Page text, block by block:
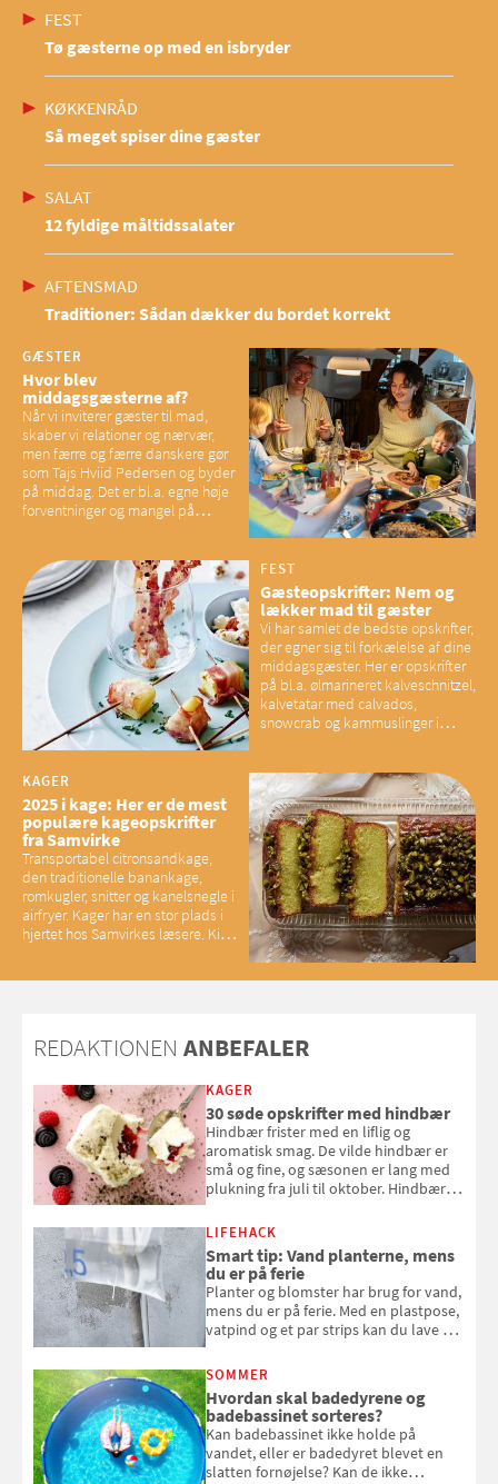
FEST
Tø gæsterne op med en isbryder
KØKKENRÅD
Så meget spiser dine gæster
SALAT
12 fyldige måltidssalater
AFTENSMAD
Traditioner: Sådan dækker du bordet korrekt
GÆSTER
Hvor blev
middagsgæsterne af?
Når vi inviterer gæster til mad,
skaber vi relationer og nærvær,
men færre og færre danskere gør
som Tajs Hviid Pedersen og byder
på middag. Det er bl.a. egne høje
forventninger og mangel på
have konsekvenser for vores
sociale fællesskaber
FEST
Gæsteopskrifter: Nem og
lækker mad til gæster
Vi har samlet de bedste opskrifter,
der egner sig til forkælelse af dine
middagsgæster. Her er opskrifter
på bl.a. ølmarineret kalveschnitzel,
kalvetatar med calvados,
snowcrab og kammuslinger i
KAGER
2025 i kage: Her er de mest
populære kageopskrifter
fra Samvirke
Transportabel citronsandkage,
den traditionelle banankage,
romkugler, snitter og kanelsnegle i
airfryer. Kager har en stor plads i
hjertet hos Samvirkes læsere. Kig
REDAKTIONEN ANBEFALER
KAGER
30 søde opskrifter med hindbær
Hindbær frister med en liflig og
aromatisk smag. De vilde hindbær er
små og fine, og sæsonen er lang med
plukning fra juli til oktober. Hindbær
kan bruge dine hindbær i alt fra
bagværk og salater til is og syltning.
LIFEHACK
Smart tip: Vand planterne, mens
du er på ferie
Planter og blomster har brug for vand,
mens du er på ferie. Med en plastpose,
vatpind og et par strips kan du lave dit
at bede naboen om at vande eller
SOMMER
Hvordan skal badedyrene og
badebassinet sorteres?
Kan badebassinet ikke holde på
vandet, eller er badedyret blevet en
slatten fornøjelse? Kan de ikke